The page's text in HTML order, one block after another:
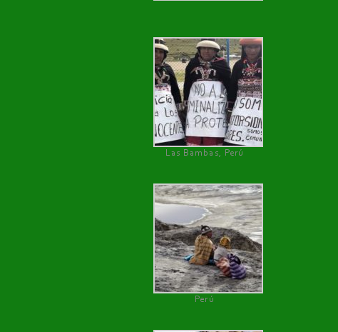
Las Bambas, Perú
Perú